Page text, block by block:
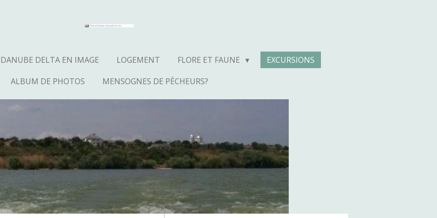
DANUBE DELTA EN IMAGE LOGEMENT FLORE ET FAUNE
EXCURSIONS
ALBUM DE PHOTOS
MENSOGNES DE PÈCHEURS?